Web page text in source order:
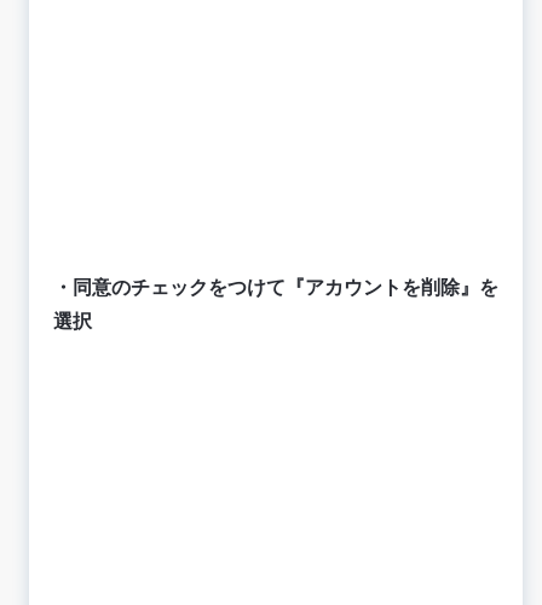
・同意のチェックをつけて『アカウントを削除』を
選択